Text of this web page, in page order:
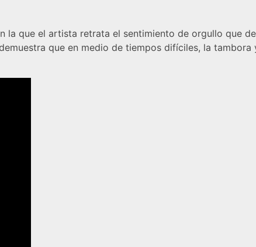
la que el artista retrata el sentimiento de orgullo que
que en medio de tiempos difíciles, la